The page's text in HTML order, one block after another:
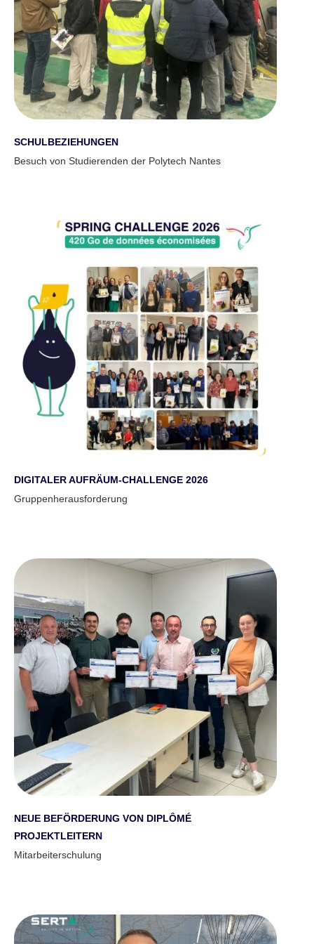
SCHULBEZIEHUNGEN
Besuch von Studierenden der Polytech Nantes
DIGITALER AUFRÄUM-CHALLENGE 2026
Gruppenherausforderung
NEUE BEFÖRDERUNG VON DIPLÔMÉ
PROJEKTLEITERN
Mitarbeiterschulung